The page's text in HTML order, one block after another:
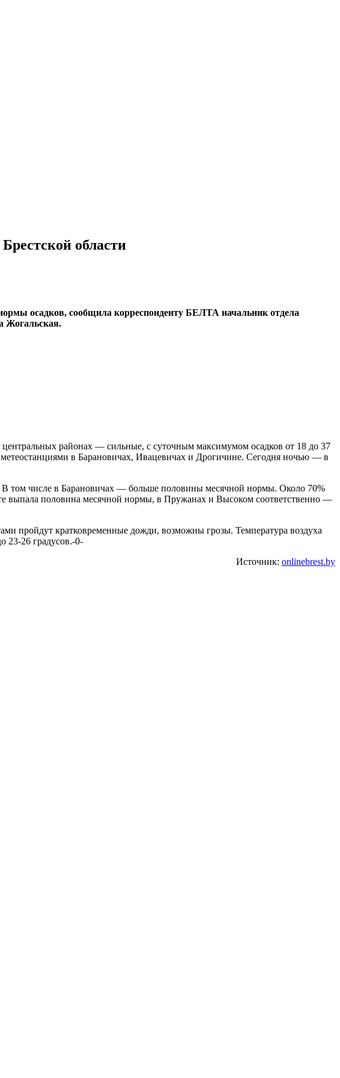
области
осадков, сообщила корреспонденту БЕЛТА начальник отдела
Жогальская.
районах — сильные, с суточным максимумом осадков от 18 до 37
в Барановичах, Ивацевичах и Дрогичине. Сегодня ночью — в
В том числе в Барановичах — больше половины месячной нормы. Около 70%
выпала половина месячной нормы, в Пружанах и Высоком соответственно —
пройдут кратковременные дожди, возможны грозы. Температура воздуха
23-26 градусов.-0-
Источник: onlinebrest.by